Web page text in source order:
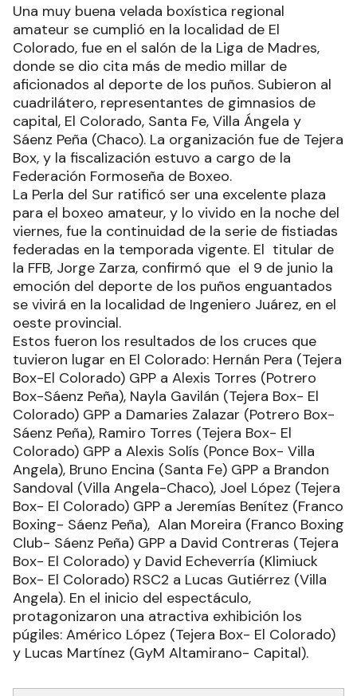
Una muy buena velada boxística regional
amateur se cumplió en la localidad de El
Colorado, fue en el salón de la Liga de Madres,
donde se dio cita más de medio millar de
aficionados al deporte de los puños. Subieron al
cuadrilátero, representantes de gimnasios de
capital, El Colorado, Santa Fe, Villa Ángela y
Sáenz Peña (Chaco). La organización fue de Tejera
Box, y la fiscalización estuvo a cargo de la
Federación Formoseña de Boxeo.
La Perla del Sur ratificó ser una excelente plaza
para el boxeo amateur, y lo vivido en la noche del
viernes, fue la continuidad de la serie de fistiadas
federadas en la temporada vigente. El titular de
la FFB, Jorge Zarza, confirmó que el 9 de junio la
emoción del deporte de los puños enguantados
se vivirá en la localidad de Ingeniero Juárez, en el
oeste provincial.
Estos fueron los resultados de los cruces que
tuvieron lugar en El Colorado: Hernán Pera (Tejera
Box-El Colorado) GPP a Alexis Torres (Potrero
Box-Sáenz Peña), Nayla Gavilán (Tejera Box- El
Colorado) GPP a Damaries Zalazar (Potrero Box-
Sáenz Peña), Ramiro Torres (Tejera Box- El
Colorado) GPP a Alexis Solís (Ponce Box- Villa
Angela), Bruno Encina (Santa Fe) GPP a Brandon
Sandoval (Villa Angela-Chaco), Joel López (Tejera
Box- El Colorado) GPP a Jeremías Benítez (Franco
Boxing- Sáenz Peña), Alan Moreira (Franco Boxing
Club- Sáenz Peña) GPP a David Contreras (Tejera
Box- El Colorado) y David Echeverría (Klimiuck
Box- El Colorado) RSC2 a Lucas Gutiérrez (Villa
Angela). En el inicio del espectáculo,
protagonizaron una atractiva exhibición los
púgiles: Américo López (Tejera Box- El Colorado)
y Lucas Martínez (GyM Altamirano- Capital).